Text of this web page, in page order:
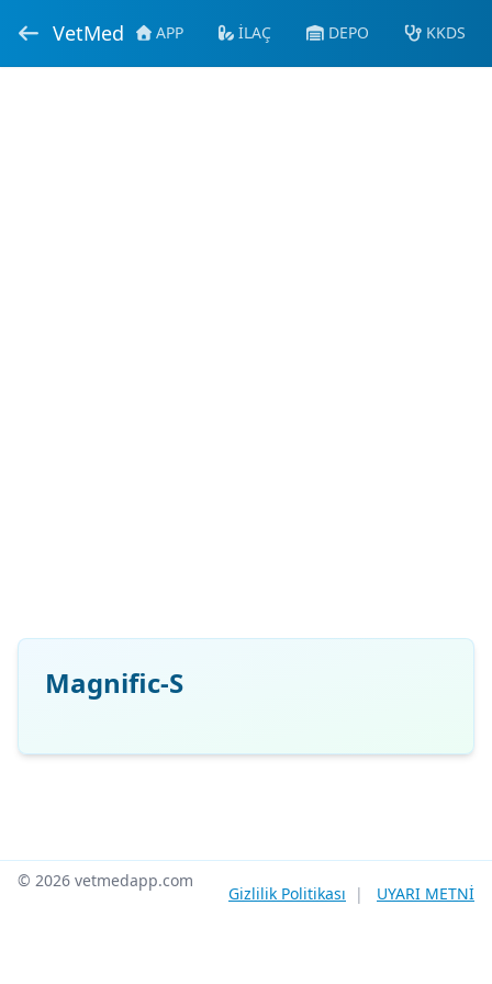
VetMed APP İLAÇ DEPO KKDS
Magnific-S
© 2026 vetmedapp.com
Gizlilik Politikası | UYARI METNİ